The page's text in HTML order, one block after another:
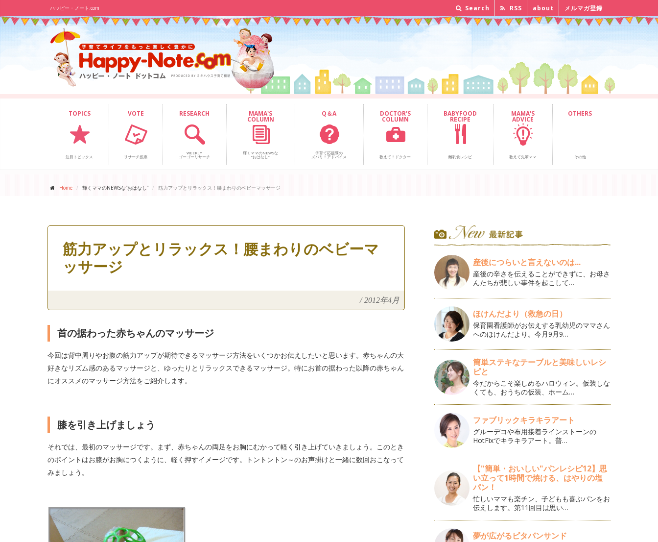
ハッピー・ノート.com Search RSS about メルマガ登録
TOPICS
注目トピックス
VOTE
リサーチ投票
RESEARCH
WEEKLY
ゴーゴーリサーチ
MAMA'S
COLUMN
輝くママのNEWSな
“おはなし”
Q＆A
子育て応援隊の
ズバリ！アドバイス
DOCTOR'S
COLUMN
教えて！ドクター
BABYFOOD
RECIPE
離乳食レシピ
MAMA'S
ADVICE
教えて先輩ママ
OTHERS
その他
Home 輝くママのNEWSな“おはなし” 筋力アップとリラックス！腰まわりのベビーマッサージ
筋力アップとリラックス！腰まわりのベビーマ
ッサージ
/ 2012年4月
首の据わった赤ちゃんのマッサージ
今回は背中周りやお腹の筋力アップが期待できるマッサージ方法をいくつかお伝えしたいと思います。赤ちゃんの大
好きなリズム感のあるマッサージと、ゆったりとリラックスできるマッサージ。特にお首の据わった以降の赤ちゃん
にオススメのマッサージ方法をご紹介します。
膝を引き上げましょう
それでは、最初のマッサージです。まず、赤ちゃんの両足をお胸にむかって軽く引き上げていきましょう。このとき
のポイントはお膝がお胸につくように、軽く押すイメージです。トントントン～のお声掛けと一緒に数回おこなって
みましょう。
産後につらいと言えないのは...
産後の辛さを伝えることができずに、お母さ
んたちが悲しい事件を起こして…
ほけんだより（救急の日）
保育園看護師がお伝えする乳幼児のママさん
へのほけんだより。今月9月9…
簡単ステキなテーブルと美味しいレシ
ピと
今だからこそ楽しめるハロウィン。仮装しな
くても、おうちの仮装、ホーム…
ファブリックキラキラアート
グルーデコや布用接着ラインストーンの
HotFixでキラキラアート。普…
【"簡単・おいしい"パンレシピ12】思
い立って1時間で焼ける、はやりの塩
パン！
忙しいママも楽チン、子どもも喜ぶパンをお
伝えします。第11回目は思い…
夢が広がるピタパンサンド